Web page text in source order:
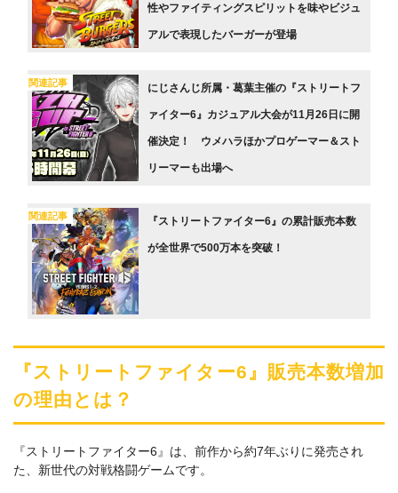
性やファイティングスピリットを味やビジュ
アルで表現したバーガーが登場
関連記事 にじさんじ所属・葛葉主催の『ストリートフ
ァイター6』カジュアル大会が11月26日に開
催決定！ ウメハラほかプロゲーマー＆スト
リーマーも出場へ
関連記事 『ストリートファイター6』の累計販売本数
が全世界で500万本を突破！
『ストリートファイター6』販売本数増加
の理由とは？
『ストリートファイター6』は、前作から約7年ぶりに発売され
た、新世代の対戦格闘ゲームです。